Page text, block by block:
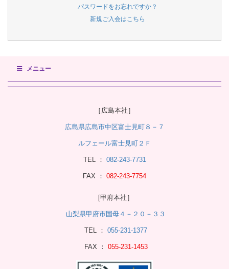
パスワードをお忘れですか？
新規ご入会はこちら
メニュー
［広島本社］
広島県広島市中区富士見町８－７
ルフェール富士見町２Ｆ
TEL ： 082-243-7731
FAX ： 082-243-7754
[甲府本社］
山梨県甲府市国母４－２０－３３
TEL ： 055-231-1377
FAX ： 055-231-1453